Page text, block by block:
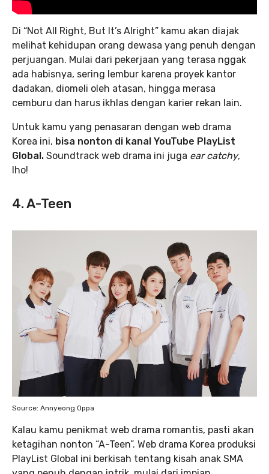
Di “Not All Right, But It’s Alright” kamu akan diajak
melihat kehidupan orang dewasa yang penuh dengan
perjuangan. Mulai dari pekerjaan yang terasa nggak
ada habisnya, sering lembur karena proyek kantor
dadakan, diomeli oleh atasan, hingga merasa
cemburu dan harus ikhlas dengan karier rekan lain.
Untuk kamu yang penasaran dengan web drama
Korea ini, bisa nonton di kanal YouTube PlayList
Global. Soundtrack web drama ini juga ear catchy,
lho!
4. A-Teen
Source: Annyeong Oppa
Kalau kamu penikmat web drama romantis, pasti akan
ketagihan nonton “A-Teen”. Web drama Korea produksi
PlayList Global ini berkisah tentang kisah anak SMA